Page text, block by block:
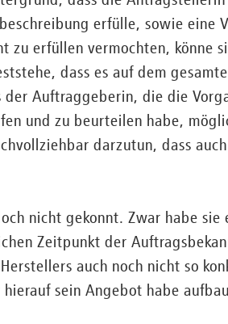
erfülle, sowie eine
zu erfüllen vermochten, könne
dass es auf dem
Auftraggeberin, die die
und zu beurteilen habe,
darzutun, dass
nicht gekonnt. Zwar habe
Zeitpunkt der
auch noch nicht so
sein Angebot habe